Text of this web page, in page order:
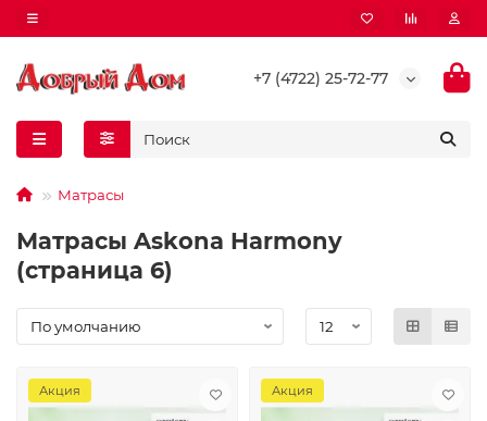
+7 (4722) 25-72-77
Матрасы
Матрасы Askona Harmony
(страница 6)
Акция Акция